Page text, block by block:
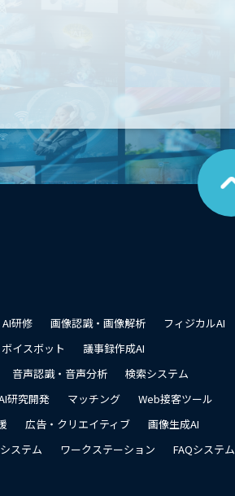
こ
の
ペ
ー
ジ
AI研修 画像認識・画像解析
フィジカルAI
ボイスボット
議事録作成AI
音声認識・音声分析
検索システム
研究開発
マッチング
Web接客ツール
広告・クリエイティブ
画像生成AI
ステム
ワークステーション FAQシステム